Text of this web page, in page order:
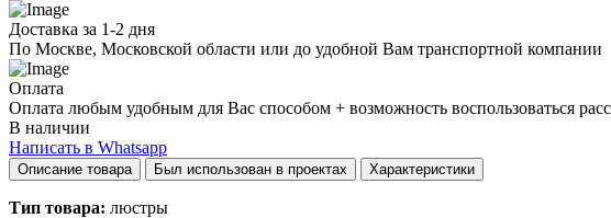
Доставка за 1-2 дня
По Москве, Московской области или до удобной Вам транспортной компании
Оплата
Оплата любым удобным для Вас способом + возможность воспользоваться
В наличии
Написать в Whatsapp
Описание товара Был использован в проектах Характеристики
Тип товара: люстры